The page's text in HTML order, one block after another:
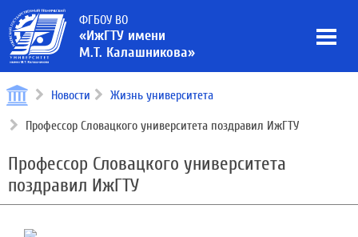
ФГБОУ ВО
«ИжГТУ имени
М.Т. Калашникова»
Новости Жизнь университета
Профессор Словацкого университета поздравил ИжГТУ
Профессор Словацкого университета
поздравил ИжГТУ